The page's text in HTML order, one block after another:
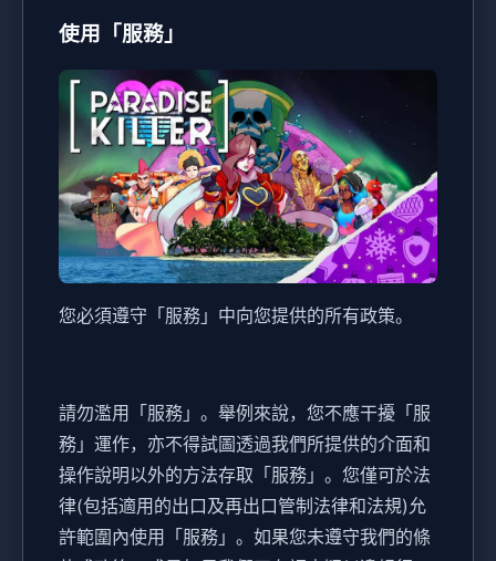
使用「服務」
您必須遵守「服務」中向您提供的所有政策。
請勿濫用「服務」。舉例來說，您不應干擾「服
務」運作，亦不得試圖透過我們所提供的介面和
操作說明以外的方法存取「服務」。您僅可於法
律(包括適用的出口及再出口管制法律和法規)允
許範圍內使用「服務」。如果您未遵守我們的條